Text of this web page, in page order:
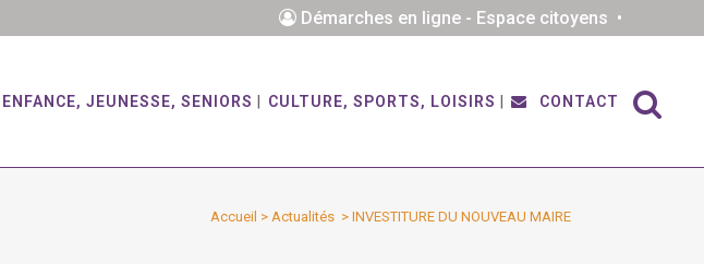
Démarches en ligne - Espace citoyens •
ENFANCE, JEUNESSE, SENIORS CULTURE, SPORTS, LOISIRS CONTACT
Accueil > Actualités > INVESTITURE DU NOUVEAU MAIRE